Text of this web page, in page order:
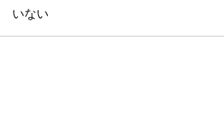
いない